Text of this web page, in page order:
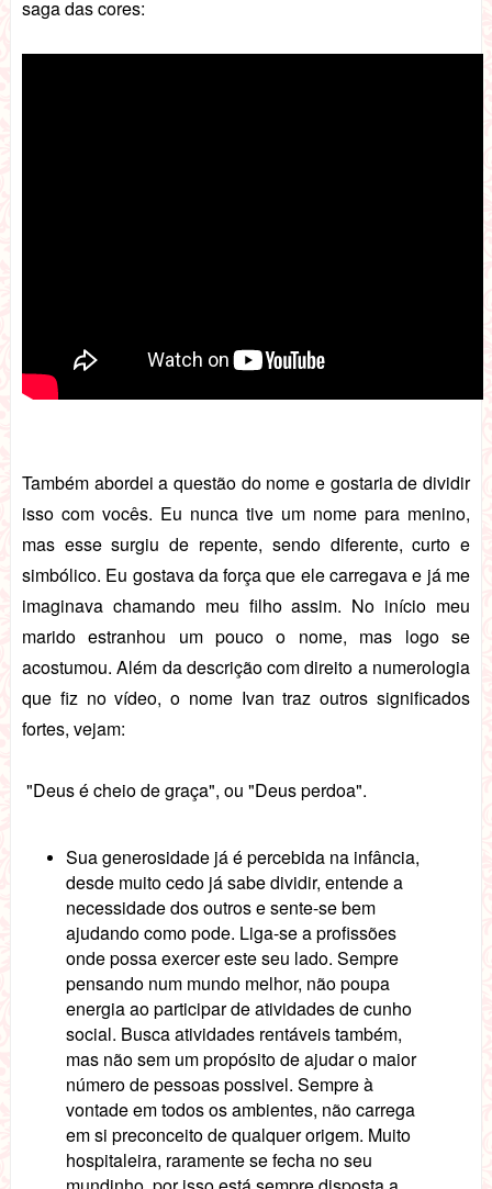
saga das cores:
Também abordei a questão do nome e gostaria de dividir
isso com vocês. Eu nunca tive um nome para menino,
mas esse surgiu de repente, sendo diferente, curto e
simbólico. Eu gostava da força que ele carregava e já me
imaginava chamando meu filho assim. No início meu
marido estranhou um pouco o nome, mas logo se
acostumou. Além da descrição com direito a numerologia
que fiz no vídeo, o nome Ivan traz outros significados
fortes, vejam:
"Deus é cheio de graça", ou "Deus perdoa".
Sua generosidade já é percebida na infância,
desde muito cedo já sabe dividir, entende a
necessidade dos outros e sente-se bem
ajudando como pode. Liga-se a profissões
onde possa exercer este seu lado. Sempre
pensando num mundo melhor, não poupa
energia ao participar de atividades de cunho
social. Busca atividades rentáveis também,
mas não sem um propósito de ajudar o maior
número de pessoas possivel. Sempre à
vontade em todos os ambientes, não carrega
em si preconceito de qualquer origem. Muito
hospitaleira, raramente se fecha no seu